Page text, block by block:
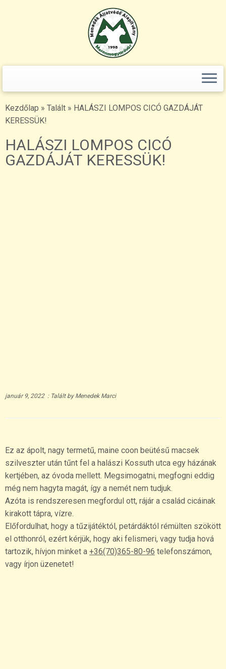
to
Kezdőlap » Talált » HALÁSZI LOMPOS CICÓ GAZDÁJÁT
KERESSÜK!
HALÁSZI LOMPOS CICÓ
GAZDÁJÁT KERESSÜK!
január 9, 2022: Talált by Menedek Marci
Ez az ápolt, nagy termetű, maine coon beütésű macsek
szilveszter után tűnt fel a halászi Kossuth utca egy házának
kertjében, az óvoda mellett. Megsimogatni, megfogni eddig
még nem hagyta magát, így a nemét nem tudjuk.
Azóta is rendszeresen megfordul ott, rájár a család cicáinak
kirakott tápra, vízre.
Előfordulhat, hogy a tűzijátéktól, petárdáktól rémülten szökött
el otthonról, ezért kérjük, hogy aki felismeri, vagy tudja hová
tartozik, hívjon minket a +36(70)365-80-96 telefonszámon,
vagy írjon üzenetet!